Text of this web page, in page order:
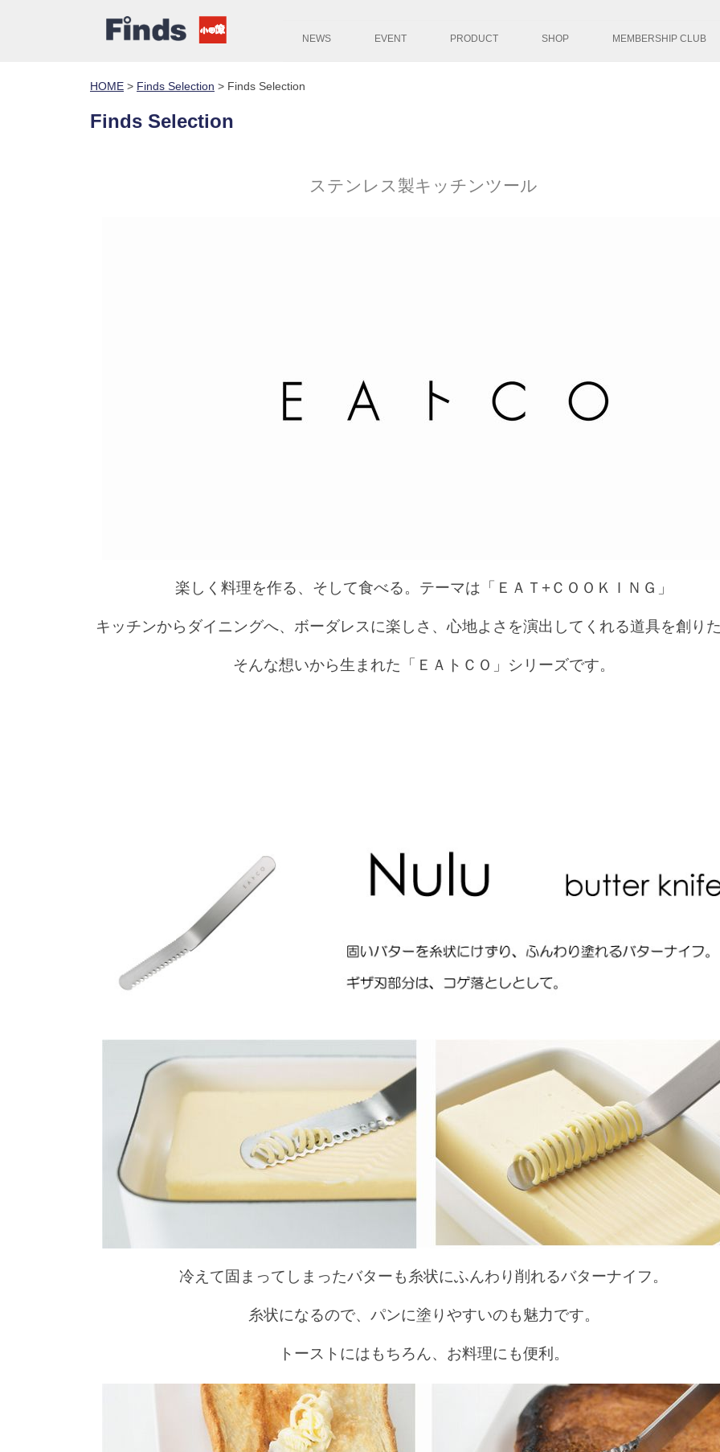
NEWS EVENT PRODUCT SHOP MEMBERSHIP CLUB
HOME > Finds Selection > Finds Selection
Finds Selection
ステンレス製キッチンツール
楽しく料理を作る、そして食べる。テーマは「ＥＡＴ+ＣＯＯＫＩＮＧ」
キッチンからダイニングへ、ボーダレスに楽しさ、心地よさを演出してくれる道具を創り
そんな想いから生まれた「ＥＡトＣＯ」シリーズです。
冷えて固まってしまったバターも糸状にふんわり削れるバターナイフ。
糸状になるので、パンに塗りやすいのも魅力です。
トーストにはもちろん、お料理にも便利。